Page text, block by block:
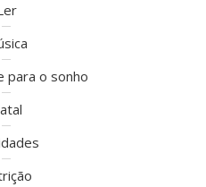
para o sonho